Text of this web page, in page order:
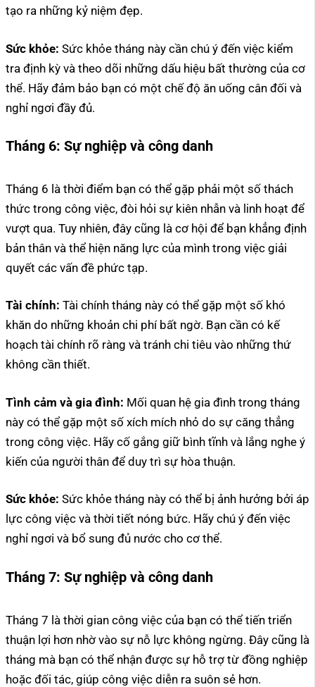
tạo ra những kỷ niệm đẹp.
Sức khỏe: Sức khỏe tháng này cần chú ý đến việc kiểm
tra định kỳ và theo dõi những dấu hiệu bất thường của cơ
thể. Hãy đảm bảo bạn có một chế độ ăn uống cân đối và
nghỉ ngơi đầy đủ.
Tháng 6: Sự nghiệp và công danh
Tháng 6 là thời điểm bạn có thể gặp phải một số thách
thức trong công việc, đòi hỏi sự kiên nhẫn và linh hoạt để
vượt qua. Tuy nhiên, đây cũng là cơ hội để bạn khẳng định
bản thân và thể hiện năng lực của mình trong việc giải
quyết các vấn đề phức tạp.
Tài chính: Tài chính tháng này có thể gặp một số khó
khăn do những khoản chi phí bất ngờ. Bạn cần có kế
hoạch tài chính rõ ràng và tránh chi tiêu vào những thứ
không cần thiết.
Tình cảm và gia đình: Mối quan hệ gia đình trong tháng
này có thể gặp một số xích mích nhỏ do sự căng thẳng
trong công việc. Hãy cố gắng giữ bình tĩnh và lắng nghe ý
kiến của người thân để duy trì sự hòa thuận.
Sức khỏe: Sức khỏe tháng này có thể bị ảnh hưởng bởi áp
lực công việc và thời tiết nóng bức. Hãy chú ý đến việc
nghỉ ngơi và bổ sung đủ nước cho cơ thể.
Tháng 7: Sự nghiệp và công danh
Tháng 7 là thời gian công việc của bạn có thể tiến triển
thuận lợi hơn nhờ vào sự nỗ lực không ngừng. Đây cũng là
tháng mà bạn có thể nhận được sự hỗ trợ từ đồng nghiệp
hoặc đối tác, giúp công việc diễn ra suôn sẻ hơn.